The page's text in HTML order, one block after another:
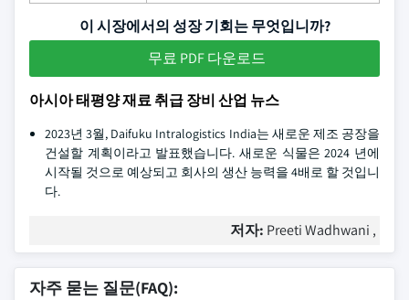
이 시장에서의 성장 기회는 무엇입니까?
무료 PDF 다운로드
아시아 태평양 재료 취급 장비 산업 뉴스
2023년 3월, Daifuku Intralogistics India는 새로운 제조 공장을
건설할 계획이라고 발표했습니다. 새로운 식물은 2024 년에
시작될 것으로 예상되고 회사의 생산 능력을 4배로 할 것입니
다.
저자: Preeti Wadhwani ,
자주 묻는 질문(FAQ):